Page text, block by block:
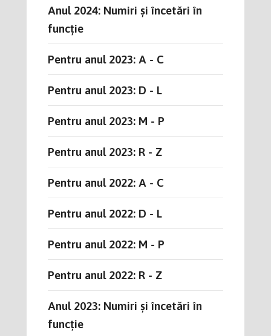
Anul 2024: Numiri și încetări în
funcție
Pentru anul 2023: A - C
Pentru anul 2023: D - L
Pentru anul 2023: M - P
Pentru anul 2023: R - Z
Pentru anul 2022: A - C
Pentru anul 2022: D - L
Pentru anul 2022: M - P
Pentru anul 2022: R - Z
Anul 2023: Numiri și încetări în
funcție